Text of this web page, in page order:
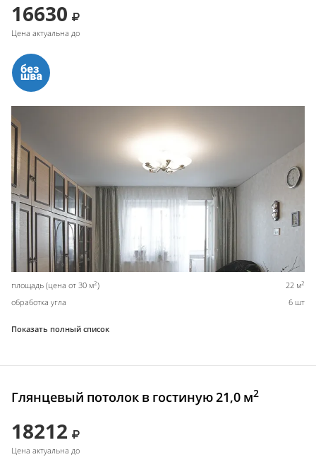
16630
Цена актуальна до
площадь (цена от 30 м2) 22 м2
обработка угла 6 шт
Показать полный список
Глянцевый потолок в гостиную 21,0 м2
18212
Цена актуальна до